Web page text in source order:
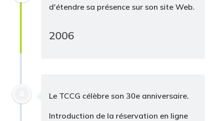
d'étendre sa présence sur son site Web.
2006
Le TCCG célèbre son 30e anniversaire.
Introduction de la réservation en ligne